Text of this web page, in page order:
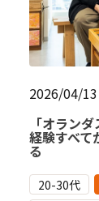
2026/04/13
「オラン
経験すべて
る
20-30代